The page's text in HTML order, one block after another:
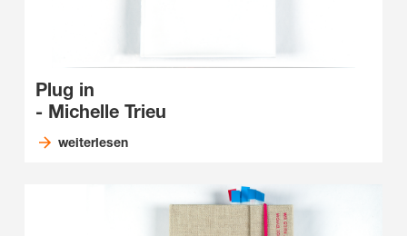
Plug in
- Michelle Trieu
weiterlesen